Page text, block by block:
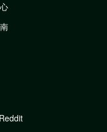
Reddit